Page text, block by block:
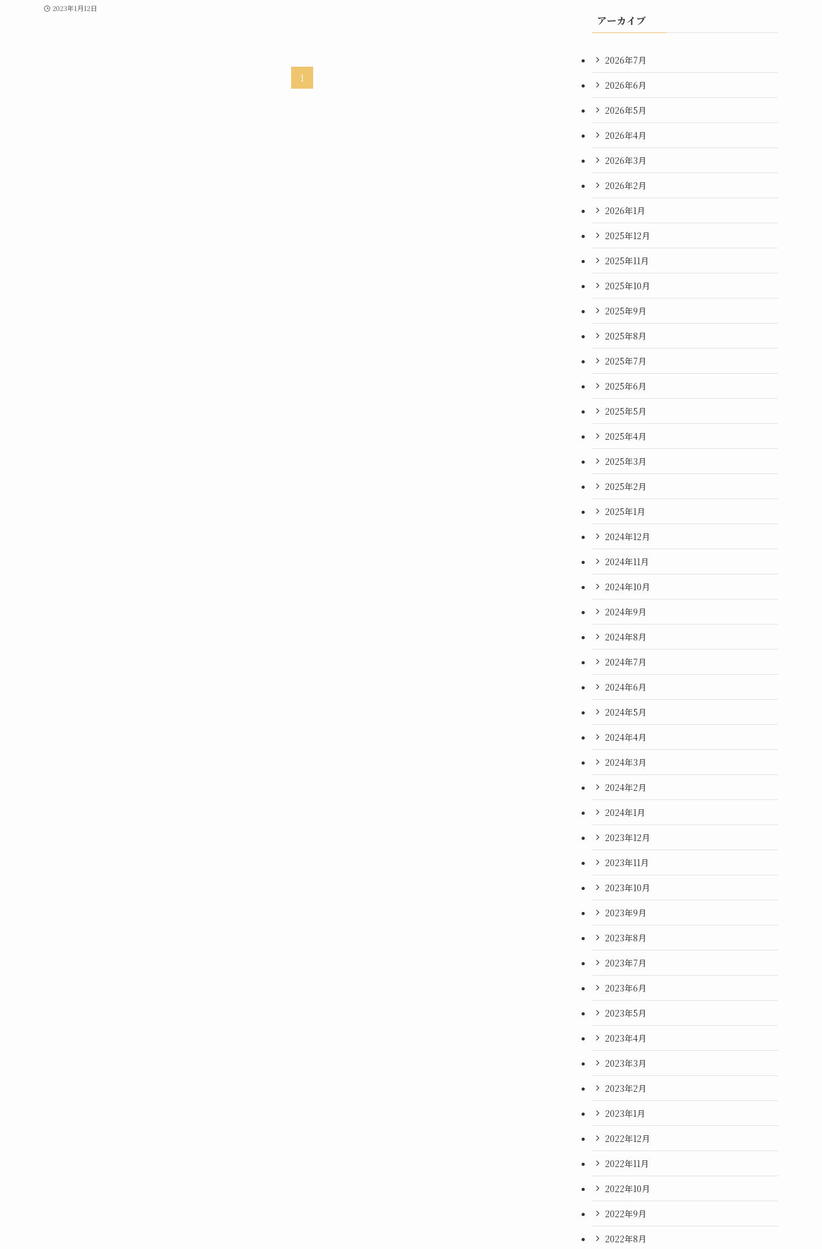
2023年1月12日
1
アーカイブ
2026年7月
2026年6月
2026年5月
2026年4月
2026年3月
2026年2月
2026年1月
2025年12月
2025年11月
2025年10月
2025年9月
2025年8月
2025年7月
2025年6月
2025年5月
2025年4月
2025年3月
2025年2月
2025年1月
2024年12月
2024年11月
2024年10月
2024年9月
2024年8月
2024年7月
2024年6月
2024年5月
2024年4月
2024年3月
2024年2月
2024年1月
2023年12月
2023年11月
2023年10月
2023年9月
2023年8月
2023年7月
2023年6月
2023年5月
2023年4月
2023年3月
2023年2月
2023年1月
2022年12月
2022年11月
2022年10月
2022年9月
2022年8月